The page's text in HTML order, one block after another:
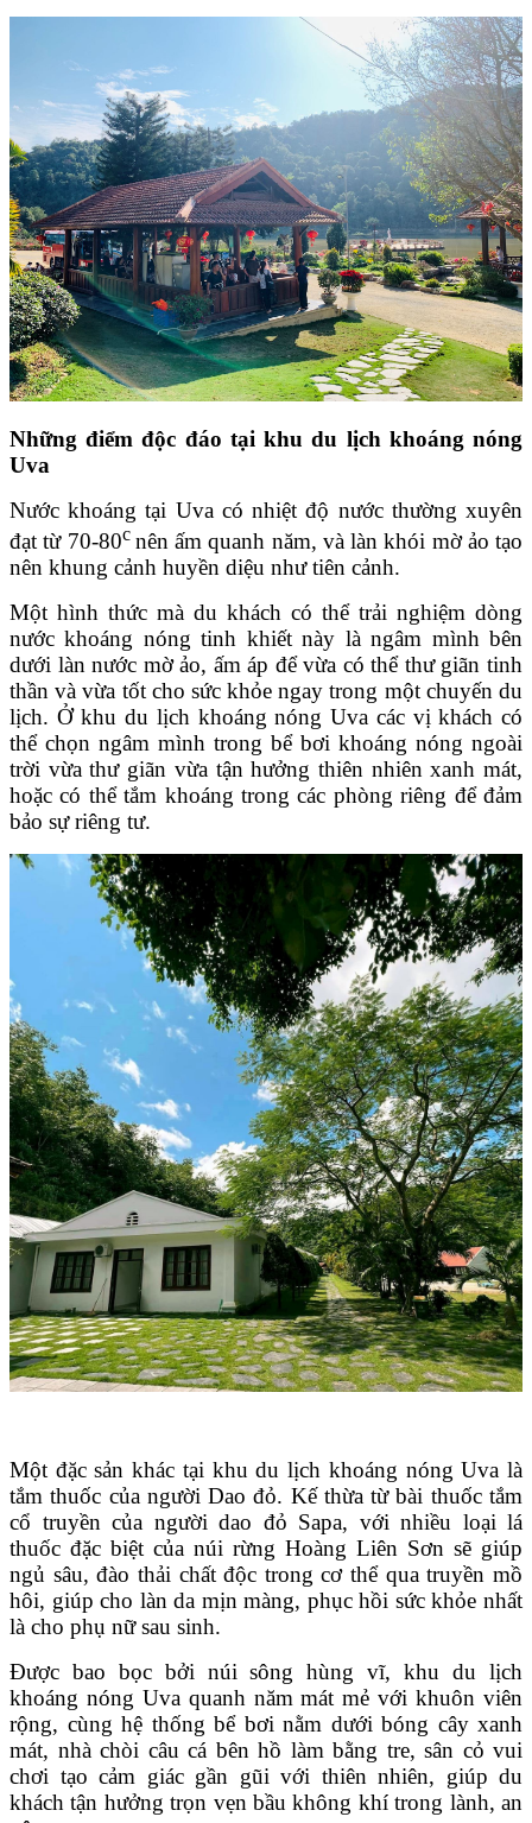
Những điểm độc đáo tại khu du lịch khoáng nóng
Uva
Nước khoáng tại Uva có nhiệt độ nước thường xuyên
đạt từ 70-80c nên ấm quanh năm, và làn khói mờ ảo tạo
nên khung cảnh huyền diệu như tiên cảnh.
Một hình thức mà du khách có thể trải nghiệm dòng
nước khoáng nóng tinh khiết này là ngâm mình bên
dưới làn nước mờ ảo, ấm áp để vừa có thể thư giãn tinh
thần và vừa tốt cho sức khỏe ngay trong một chuyến du
lịch. Ở khu du lịch khoáng nóng Uva các vị khách có
thể chọn ngâm mình trong bể bơi khoáng nóng ngoài
trời vừa thư giãn vừa tận hưởng thiên nhiên xanh mát,
hoặc có thể tắm khoáng trong các phòng riêng để đảm
bảo sự riêng tư.
Một đặc sản khác tại khu du lịch khoáng nóng Uva là
tắm thuốc của người Dao đỏ. Kế thừa từ bài thuốc tắm
cổ truyền của người dao đỏ Sapa, với nhiều loại lá
thuốc đặc biệt của núi rừng Hoàng Liên Sơn sẽ giúp
ngủ sâu, đào thải chất độc trong cơ thể qua truyền mồ
hôi, giúp cho làn da mịn màng, phục hồi sức khỏe nhất
là cho phụ nữ sau sinh.
Được bao bọc bởi núi sông hùng vĩ, khu du lịch
khoáng nóng Uva quanh năm mát mẻ với khuôn viên
rộng, cùng hệ thống bể bơi nằm dưới bóng cây xanh
mát, nhà chòi câu cá bên hồ làm bằng tre, sân cỏ vui
chơi tạo cảm giác gần gũi với thiên nhiên, giúp du
khách tận hưởng trọn vẹn bầu không khí trong lành, an